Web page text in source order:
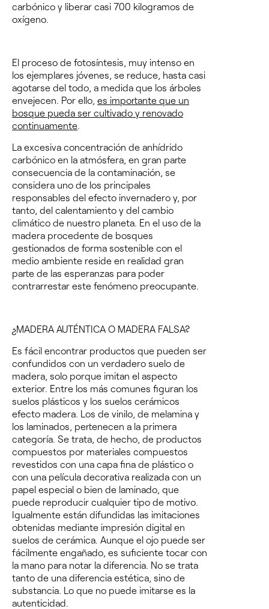
carbónico y liberar casi 700 kilogramos de
oxígeno.
El proceso de fotosíntesis, muy intenso en
los ejemplares jóvenes, se reduce, hasta casi
agotarse del todo, a medida que los árboles
envejecen. Por ello, es importante que un
bosque pueda ser cultivado y renovado
continuamente
La excesiva concentración de anhídrido
carbónico en la atmósfera, en gran parte
consecuencia de la contaminación, se
considera uno de los principales
responsables del efecto invernadero y, por
tanto, del calentamiento y del cambio
climático de nuestro planeta. En el uso de la
madera procedente de bosques
gestionados de forma sostenible con el
medio ambiente reside en realidad gran
parte de las esperanzas para poder
contrarrestar este fenómeno preocupante.
¿MADERA AUTÉNTICA O MADERA FALSA?
Es fácil encontrar productos que pueden ser
confundidos con un verdadero suelo de
madera , solo porque imitan el aspecto
exterior. Entre los más comunes figuran los
suelos plásticos y los suelos cerámicos
efecto madera. Los de vinilo, de melamina y
los laminados, pertenecen a la primera
categoría. Se trata, de hecho, de productos
compuestos por materiales compuestos
revestidos con una capa fina de plástico o
con una película decorativa realizada con un
papel especial o bien de laminado, que
puede reproducir cualquier tipo de motivo.
Igualmente están difundidas las imitaciones
obtenidas mediante impresión digital en
suelos de cerámica. Aunque el ojo puede ser
fácilmente engañado, es suficiente tocar con
la mano para notar la diferencia. No se trata
tanto de una diferencia estética, sino de
substancia. Lo que no puede imitarse es la
autenticidad.